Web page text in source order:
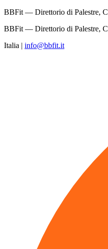
BBFit — Direttorio di Palestre,
BBFit — Direttorio di Palestre,
Italia | info@bbfit.it